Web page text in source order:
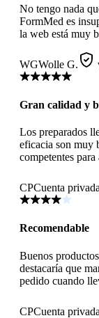
No tengo nada
FormMed es
la web está muy
WGWolle G.
Gran calidad y
Los preparados
eficacia son muy
competentes
CPCuenta privada
Recomendable
Buenos
destacaría que
pedido cuando
CPCuenta privada